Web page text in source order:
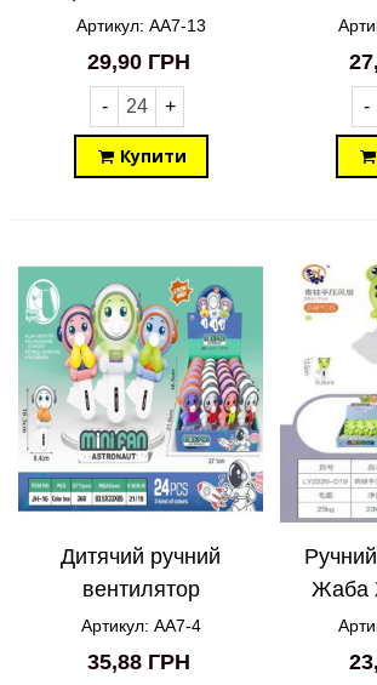
Астронавти Звірі 14
см AA7-13
Артикул: AA7-13
29,90 ГРН
- +
Купити
14
-
Дитячий ручний
вентилятор
Космонавт Астронавт
16 см AA7-4
Артикул: AA7-4
35,88 ГРН
Жаба